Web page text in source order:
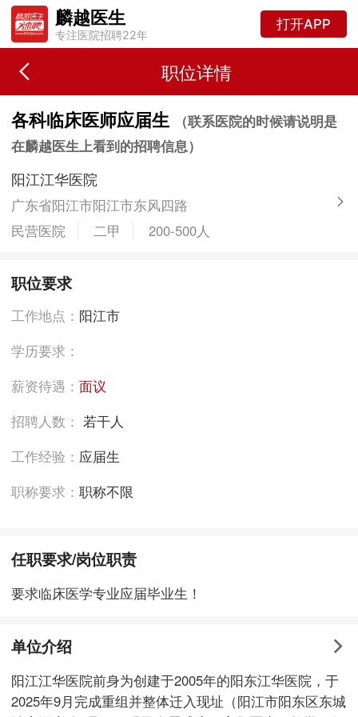
麟越医生
专注医院招聘22年
打开APP
职位详情
各科临床医师应届生
（联系医院的时候请说明是
在麟越医生上看到的招聘信息）
阳江江华医院
广东省阳江市阳江市东风四路
民营医院
二甲 200-500人
职位要求
工作地点： 阳江市
学历要求：
薪资待遇：面议
招聘人数：若干人
工作经验： 应届生
职称要求：职称不限
任职要求/岗位职责
要求临床医学专业应届毕业生！
单位介绍
阳江江华医院前身为创建于2005年的阳东江华医院，于
2025年9月完成重组并整体迁入现址（阳江市阳东区东城